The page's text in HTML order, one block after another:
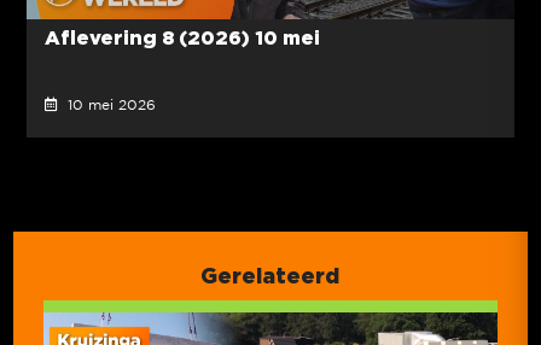
Aflevering 8 (2026) 10 mei
10 mei 2026
Gerelateerd